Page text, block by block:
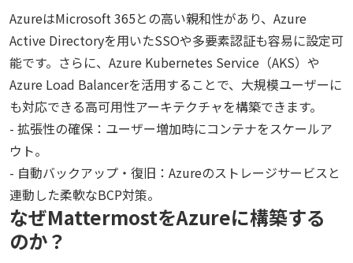
AzureはMicrosoft 365との高い親和性があり、Azure
Active Directoryを用いたSSOや多要素認証も容易に設定可
能です。さらに、Azure Kubernetes Service（AKS）や
Azure Load Balancerを活用することで、大規模ユーザーに
も対応できる高可用性アーキテクチャを構築できます。
- 拡張性の確保：ユーザー増加時にコンテナをスケールア
ウト。
- 自動バックアップ・復旧：Azureのストレージサービスと
連動した柔軟なBCP対策。
なぜMattermostをAzureに構築する
のか？